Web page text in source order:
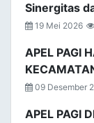
Sinergitas
19 Mei 2026
APEL PAGI
09 Desember
APEL PAGI